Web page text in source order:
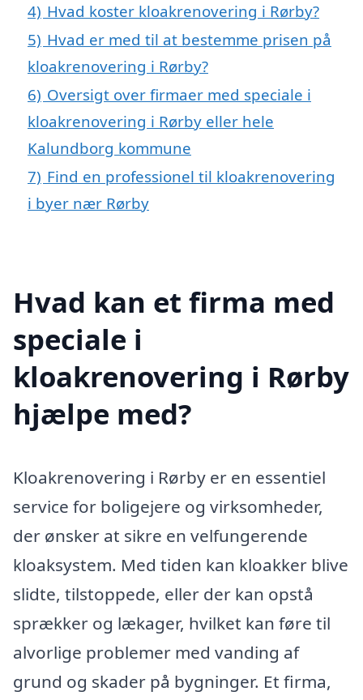
4) Hvad koster kloakrenovering i Rørby?
5) Hvad er med til at bestemme prisen på
kloakrenovering i Rørby?
6) Oversigt over firmaer med speciale i
kloakrenovering i Rørby eller hele
Kalundborg kommune
7) Find en professionel til kloakrenovering
i byer nær Rørby
Hvad kan et firma med
speciale i
kloakrenovering i Rørby
hjælpe med?
Kloakrenovering i Rørby er en essentiel
service for boligejere og virksomheder,
der ønsker at sikre en velfungerende
kloaksystem. Med tiden kan kloakker blive
slidte, tilstoppede, eller der kan opstå
sprækker og lækager, hvilket kan føre til
alvorlige problemer med vanding af
grund og skader på bygninger. Et firma,